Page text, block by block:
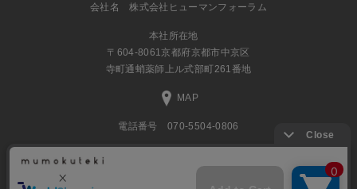
会社名 株式会社ヒューマンフォーラム
本社所在地
〒604-8061京都府京都市中京区
寺町通蛸薬師上ル式部町261番地
MAP
電話番号 070-5504-0806
営業時間 11:00～17:30（土日休業）